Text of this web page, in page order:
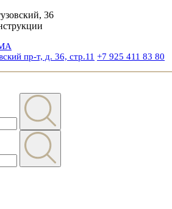
36
пр-т, д. 36, стр.11 +7 925 411 83 80